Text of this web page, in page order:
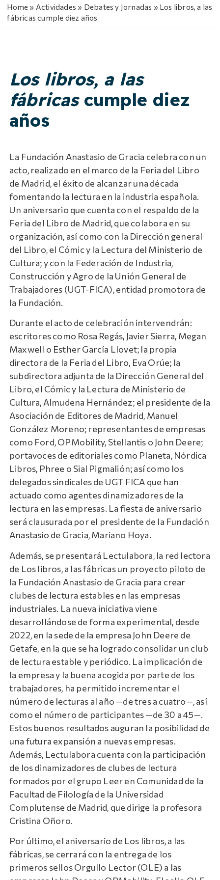
Home » Actividades » Debates y Jornadas » Los libros, a las
fábricas cumple diez años
Los libros, a las
fábricascumple diez
años
La Fundación Anastasio de Gracia celebra con un
acto, realizado en el marco de la Feria del Libro
de Madrid, el éxito de alcanzar una década
fomentando la lectura en la industria española.
Un aniversario que cuenta con el respaldo de la
Feria del Libro de Madrid, que colabora en su
organización, así como con la Dirección general
del Libro, el Cómic y la Lectura del Ministerio de
Cultura; y con la Federación de Industria,
Construcción y Agro de la Unión General de
Trabajadores (UGT-FICA), entidad promotora de
la Fundación.
Durante el acto de celebración intervendrán:
escritores como Rosa Regás, Javier Sierra, Megan
Maxwell o Esther García Llovet; la propia
directora de la Feria del Libro, Eva Orúe; la
subdirectora adjunta de la Dirección General del
Libro, el Cómic y la Lectura de Ministerio de
Cultura, Almudena Hernández; el presidente de la
Asociación de Editores de Madrid, Manuel
González Moreno; representantes de empresas
como Ford, OPMobility, Stellantis o John Deere;
portavoces de editoriales como Planeta, Nórdica
Libros, Phree o Sial Pigmalión; así como los
delegados sindicales de UGT FICA que han
actuado como agentes dinamizadores de la
lectura en las empresas. La fiesta de aniversario
será clausurada por el presidente de la Fundación
Anastasio de Gracia, Mariano Hoya.
Además, se presentará Lectulabora, la red lectora
de Los libros, a las fábricas un proyecto piloto de
la Fundación Anastasio de Gracia para crear
clubes de lectura estables en las empresas
industriales. La nueva iniciativa viene
desarrollándose de forma experimental, desde
2022, en la sede de la empresa John Deere de
Getafe, en la que se ha logrado consolidar un club
de lectura estable y periódico. La implicación de
la empresa y la buena acogida por parte de los
trabajadores, ha permitido incrementar el
número de lecturas al año —de tres a cuatro—, así
como el número de participantes —de 30 a 45—.
Estos buenos resultados auguran la posibilidad de
una futura expansión a nuevas empresas.
Además, Lectulabora cuenta con la participación
de los dinamizadores de clubes de lectura
formados por el grupo Leer en Comunidad de la
Facultad de Filología de la Universidad
Complutense de Madrid, que dirige la profesora
Cristina Oñoro.
Por último, el aniversario de Los libros, a las
fábricas, se cerrará con la entrega de los
primeros sellos Orgullo Lector (OLE) a las